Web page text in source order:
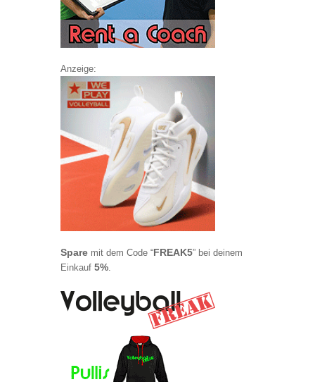
Anzeige:
Spare mit dem Code “FREAK5” bei deinem
Einkauf 5%